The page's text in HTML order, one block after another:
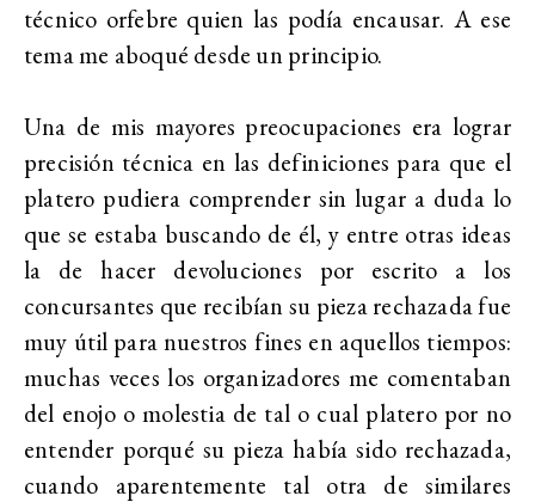
técnico orfebre quien las podía encausar. A ese
tema me aboqué desde un principio.
Una de mis mayores preocupaciones era lograr
precisión técnica en las definiciones para que el
platero pudiera comprender sin lugar a duda lo
que se estaba buscando de él, y entre otras ideas
la de hacer devoluciones por escrito a los
concursantes que recibían su pieza rechazada fue
muy útil para nuestros fines en aquellos tiempos:
muchas veces los organizadores me comentaban
del enojo o molestia de tal o cual platero por no
entender porqué su pieza había sido rechazada,
cuando aparentemente tal otra de similares